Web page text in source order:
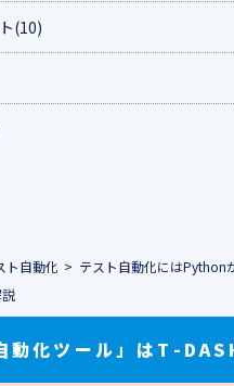
(10)
ト自動化
テスト自動化にはPython
動化ツール」はT-